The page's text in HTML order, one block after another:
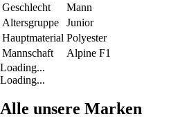
Geschlecht
Mann
Altersgruppe
Junior
Hauptmaterial Polyester
Mannschaft
Alpine F1
Loading...
Loading...
Alle unsere Marken